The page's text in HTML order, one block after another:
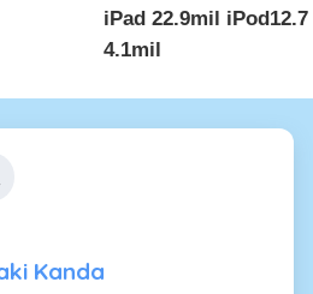
iPad 22.9mil
4.1mil
Kanda